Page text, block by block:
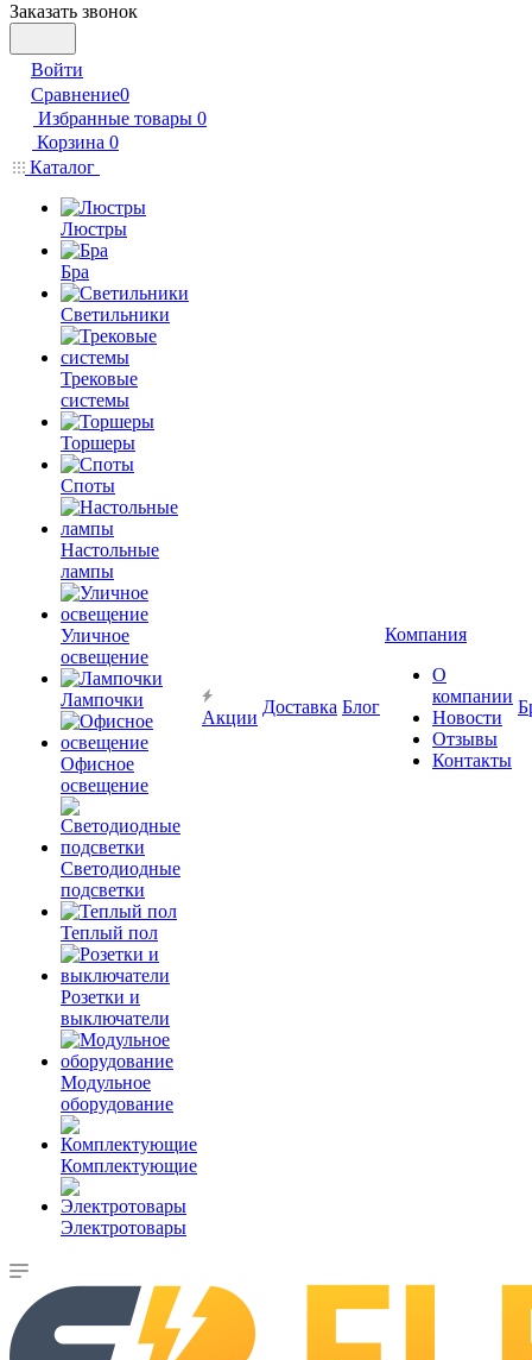
Заказать звонок
Войти
Сравнение0
Избранные товары 0
Корзина 0
Каталог
Люстры
Бра
Светильники
Трековые
системы
Торшеры
Споты
Настольные
лампы
Уличное
освещение
Лампочки
Офисное
освещение
Светодиодные
подсветки
Теплый пол
Розетки и
выключатели
Модульное
оборудование
Комплектующие
Электротовары
Акции
Доставка Блог
Компания
О
компании
Новости
Отзывы
Контакты